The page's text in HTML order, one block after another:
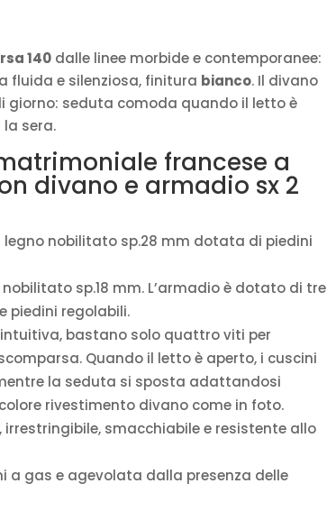
ante
bianco
L.255,2
P.123
H.218,3
cm
cm)
140 dalle linee morbide e contemporanee:
e silenziosa, finitura bianco. Il divano
seduta comoda quando il letto è
sera.
francese a
divano e armadio sx 2
legno nobilitato sp.28 mm dotata di piedini
sp.18 mm. L’armadio è dotato di tre
piedini regolabili.
intuitiva, bastano solo quattro viti per
Quando il letto è aperto, i cuscini
la seduta si sposta adattandosi
rivestimento divano come in foto.
smacchiabile e resistente allo
a gas e agevolata dalla presenza delle